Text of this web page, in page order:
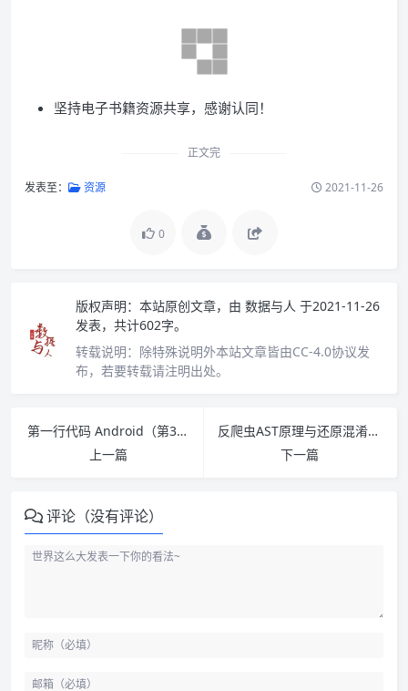
坚持电子书籍资源共享，感谢认同！
正文完
发表至： 资源 2021-11-26
0
版权声明： 本站原创文章，由 数据与人 于2021-11-26
发表，共计602字。
转载说明： 除特殊说明外本站文章皆由CC-4.0协议发
布，若要转载请注明出处。
第一行代码 Android（第3版）PDF下载
上一篇
反爬虫AST原理与还原混淆实战（微课视频版）PDF下载
下一篇
评论（没有评论）